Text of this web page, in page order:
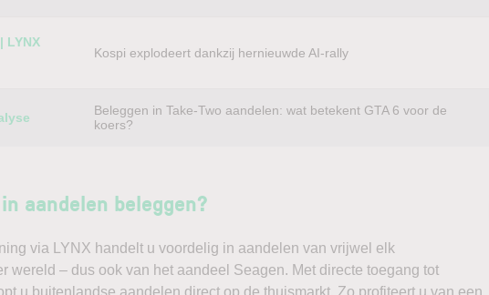
LYNX
Kospi explodeert dankzij hernieuwde AI-rally
Beleggen in Take-Two aandelen: wat betekent GTA 6 voor de
koers?
aandelen beleggen?
via LYNX handelt u voordelig in aandelen van vrijwel elk
wereld – dus ook van het aandeel Seagen. Met directe toegang tot
u buitenlandse aandelen direct op de thuismarkt. Zo profiteert u van een